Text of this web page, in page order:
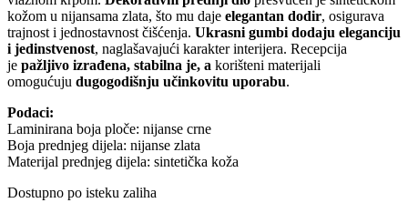
kožom u nijansama zlata, što mu daje elegantan dodir, osigurava
trajnost i jednostavnost čišćenja. Ukrasni gumbi dodaju eleganciju
i jedinstvenost, naglašavajući karakter interijera. Recepcija
je pažljivo izrađena, stabilna je, a korišteni materijali
omogućuju dugogodišnju učinkovitu uporabu.
Podaci:
Laminirana boja ploče: nijanse crne
Boja prednjeg dijela: nijanse zlata
Materijal prednjeg dijela: sintetička koža
Dostupno po isteku zaliha